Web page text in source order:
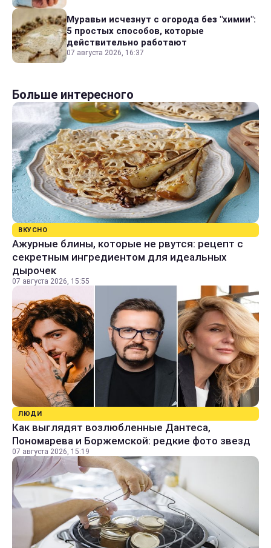
Муравьи исчезнут с огорода без "химии":
5 простых способов, которые
действительно работают
07 августа 2026, 16:37
Больше интересного
ВКУСНО
Ажурные блины, которые не рвутся: рецепт с
секретным ингредиентом для идеальных
дырочек
07 августа 2026, 15:55
ЛЮДИ
Как выглядят возлюбленные Дантеса,
Пономарева и Боржемской: редкие фото звезд
07 августа 2026, 15:19